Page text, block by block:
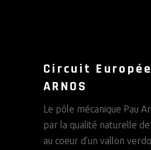
Circuit
ARNOS
Le pôle mécanique Pau
par la qualité naturelle
au coeur d’un vallon